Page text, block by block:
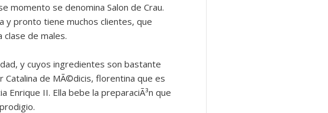
momento se denomina Salon de Crau.
y pronto tiene muchos clientes, que
de males.
y cuyos ingredientes son bastante
de MÃ©dicis, florentina que es
Enrique II. Ella bebe la preparaciÃ³n que